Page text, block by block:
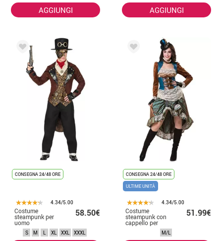
AGGIUNGI AGGIUNGI
CONSEGNA 24/48 ORE
4.34/5.00
Costume
steampunk per
uomo
58.50€
S M L XL XXL XXXL
CONSEGNA 24/48 ORE
ULTIME UNITÀ
4.34/5.00
Costume
steampunk con
cappello per
donna
51.99€
M/L